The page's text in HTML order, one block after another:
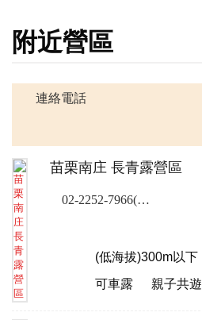
附近營區
連絡電話
苗栗南庄 長青露營區
02-2252-7966(露營樂訂位專線)
(低海拔)300m以下
可車露
親子共遊